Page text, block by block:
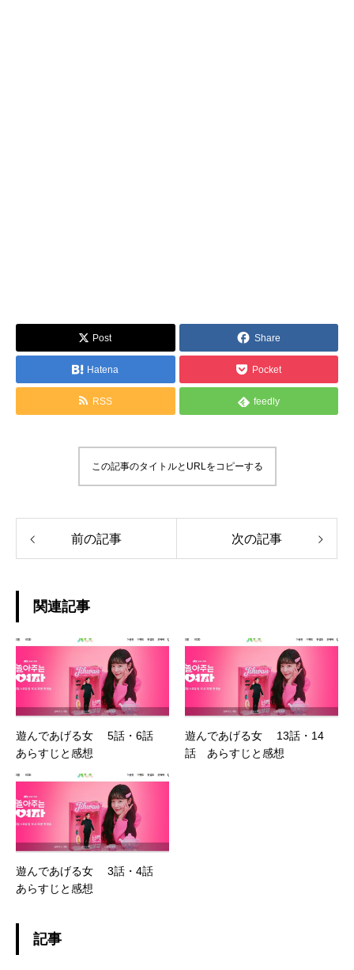
Post Share
Hatena Pocket
RSS feedly
この記事のタイトルとURLをコピーする
前の記事 次の記事
関連記事
遊んであげる女 5話・6話
あらすじと感想
遊んであげる女 13話・14
話 あらすじと感想
遊んであげる女 3話・4話
あらすじと感想
記事